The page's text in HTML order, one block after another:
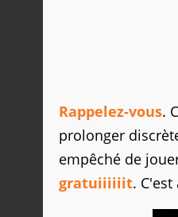
Rappelez-vous.
prolonger
empêché de
gratuiiiiiit.